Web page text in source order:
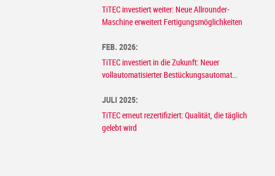
TiTEC investiert weiter: Neue Allrounder-
Maschine erweitert Fertigungsmöglichkeiten
FEB. 2026:
TiTEC investiert in die Zukunft: Neuer
vollautomatisierter Bestückungsautomat
JULI 2025:
TiTEC erneut rezertifiziert: Qualität, die täglich
gelebt wird